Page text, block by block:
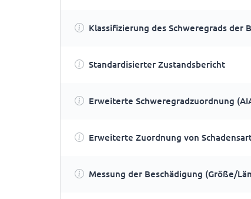
Klassifizierung des Schweregrads der
Standardisierter Zustandsbericht
Erweiterte Schweregradzuordnung
Erweiterte Zuordnung von
Messung der Beschädigung (Größe/